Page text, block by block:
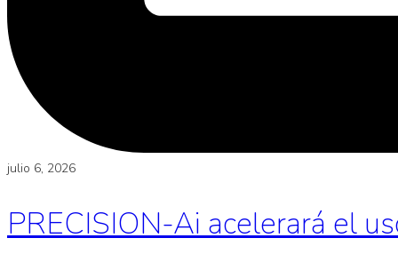
julio 6, 2026
PRECISION-Ai acelerará el